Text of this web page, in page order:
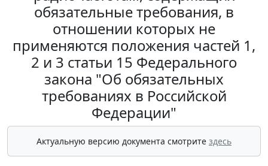
обязательные требования, в
отношении которых не
применяются положения частей 1,
2 и 3 статьи 15 Федерального
закона "Об обязательных
требованиях в Российской
Федерации"
Актуальную версию документа смотрите здесь